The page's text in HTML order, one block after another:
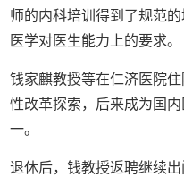
师的内科培训得到了规范
医学对医生能力上的要求。
钱家麒教授等在仁济医院
性改革探索，后来成为国
一。
退休后，钱教授返聘继续